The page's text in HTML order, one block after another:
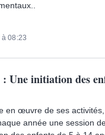
08:23
: Une initiation des
en œuvre de ses activités,
année une session